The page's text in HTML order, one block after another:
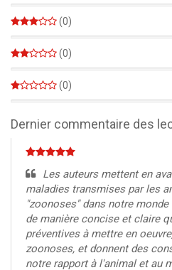
(0)
(0)
(0)
Dernier commentaire des
Les auteurs mettent en
maladies transmises par les
"zoonoses" dans notre
de manière concise et claire
préventives à mettre en
zoonoses, et donnent des
notre rapport à l'animal et au